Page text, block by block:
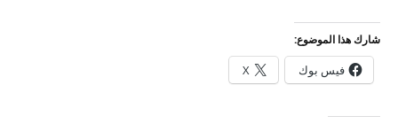
شارك هذا الموضوع:
فيس بوك X